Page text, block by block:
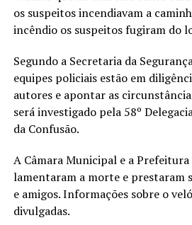
os suspeitos incendiavam a
incêndio os suspeitos fugiram do
Segundo a Secretaria da
equipes policiais estão em
autores e apontar as
será investigado pela 58º
da Confusão.
A Câmara Municipal e a Prefeitura
lamentaram a morte e prestaram
e amigos. Informações sobre o
divulgadas.